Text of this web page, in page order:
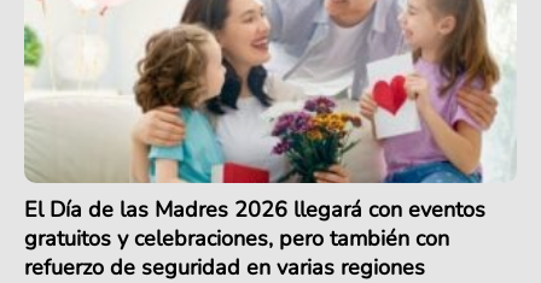
El Día de las Madres 2026 llegará con eventos
gratuitos y celebraciones, pero también con
refuerzo de seguridad en varias regiones